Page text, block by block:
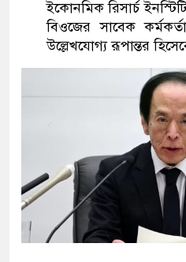
ইকোনমিক রিসার্চ
বিওজের সাবেক
উল্লেখযোগ্য রূপান্তর